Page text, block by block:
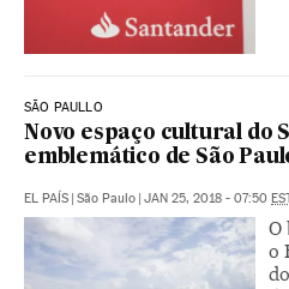
SÃO PAULLO
Novo espaço cultural do
emblemático de São
EL PAÍS | São Paulo | JAN 25, 2018 - 07:50
O
o